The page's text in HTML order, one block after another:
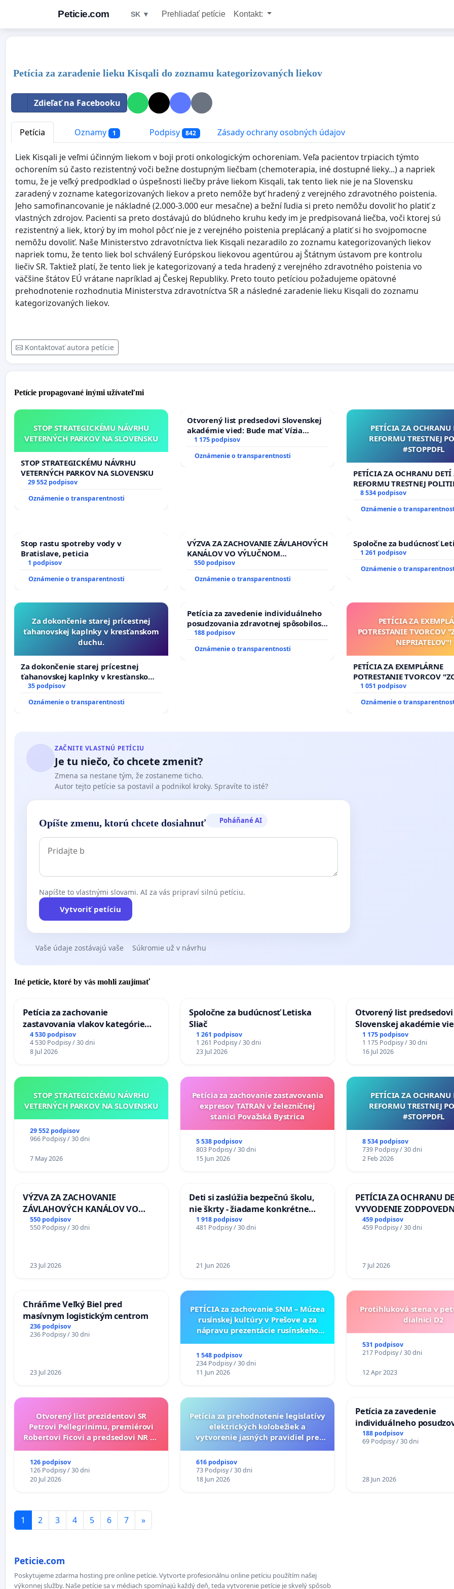
Peticie.com SK ▼ Prehliadať petície Kontakt:
Petícia za zaradenie lieku Kisqali do zoznamu kategorizovaných liekov
Zdieľať na Facebooku
Petícia Oznamy 1 Podpisy 842 Zásady ochrany osobných údajov
Liek Kisqali je veľmi účinným liekom v boji proti onkologickým ochoreniam. Veľa pacientov trpiacich týmto
ochorením sú často rezistentný voči bežne dostupným liečbam (chemoterapia, iné dostupné lieky...) a napriek
tomu, že je veľký predpodklad o úspešnosti liečby práve liekom Kisqali, tak tento liek nie je na Slovensku
zaradený v zozname kategorizovaných liekov a preto nemôže byť hradený z verejného zdravotného poistenia.
Jeho samofinancovanie je nákladné (2.000-3.000 eur mesačne) a bežní ľudia si preto nemôžu dovoliť ho platiť z
vlastných zdrojov. Pacienti sa preto dostávajú do blúdneho kruhu kedy im je predpisovaná liečba, voči ktorej sú
rezistentný a liek, ktorý by im mohol pôcť nie je z verejného poistenia preplácaný a platiť si ho svojpomocne
nemôžu dovoliť. Naše Ministerstvo zdravotníctva liek Kisqali nezaradilo zo zoznamu kategorizovaných liekov
napriek tomu, že tento liek bol schválený Európskou liekovou agentúrou aj Štátnym ústavom pre kontrolu
liečiv SR. Taktiež platí, že tento liek je kategorizovaný a teda hradený z verejného zdravotného poistenia vo
väčšine štátov EÚ vrátane napríklad aj Českej Republiky. Preto touto petíciou požadujeme opätovné
prehodnotenie rozhodnutia Ministerstva zdravotníctva SR a následné zaradenie lieku Kisqali do zoznamu
kategorizovaných liekov.
Kontaktovať autora petície
Petície propagované inými užívateľmi
STOP STRATEGICKÉMU NÁVRHU
VETERNÝCH PARKOV NA SLOVENSKU
STOP STRATEGICKÉMU NÁVRHU
VETERNÝCH PARKOV NA SLOVENSKU
29 552 podpisov
Oznámenie o transparentnosti
Otvorený list predsedovi Slovenskej
akadémie vied: Bude mať Vízia
Slovenska 2040 mravnú chrbticu?
1 175 podpisov
Oznámenie o transparentnosti
PETÍCIA ZA OCHRANU
REFORMU TRESTNEJ
#STOPPDFL
PETÍCIA ZA OCHRANU DETÍ
REFORMU TRESTNEJ
#STOPPDFL
8 534 podpisov
Oznámenie o
Stop rastu spotreby vody v
Bratislave, peticia
1 podpisov
Oznámenie o transparentnosti
VÝZVA ZA ZACHOVANIE ZÁVLAHOVÝCH
KANÁLOV VO VÝLUČNOM
VLASTNÍCTVE A POD KONTROLOU
riešenie zanedbaného stavu
550 podpisov
Oznámenie o transparentnosti
Spoločne za budúcnosť
1 261 podpisov
Oznámenie o
Za dokončenie starej prícestnej
ťahanovskej kaplnky v kresťanskom
duchu.
Za dokončenie starej prícestnej
ťahanovskej kaplnky v kresťanskom
duchu.
35 podpisov
Oznámenie o transparentnosti
Petícia za zavedenie individuálneho
posudzovania zdravotnej spôsobilosti
osôb s diabetom 1. a 2. typu pri
188 podpisov
Oznámenie o transparentnosti
PETÍCIA ZA
POTRESTANIE TVORCOV
NEPRIATEĽOV"!
PETÍCIA ZA EXEMPLÁRNE
POTRESTANIE TVORCOV
NEPRIATEĽOV"!
1 051 podpisov
Oznámenie o
ZAČNITE VLASTNÚ PETÍCIU
Je tu niečo, čo chcete zmeniť?
Zmena sa nestane tým, že zostaneme ticho.
Autor tejto petície sa postavil a podnikol kroky. Spravíte to isté?
Opíšte zmenu, ktorú chcete dosiahnuť Poháňané AI
Napíšte to vlastnými slovami. AI za vás pripraví silnú petíciu.
Vytvoriť petíciu
Vaše údaje zostávajú vaše Súkromie už v návrhu
Iné petície, ktoré by vás mohli zaujímať
Petícia za zachovanie
zastavovania vlakov kategórie
Expres (Ex) TATRAN v železničnej
stanici Púchov
4 530 podpisov
4 530 Podpisy / 30 dni
8 Jul 2026
Spoločne za budúcnosť Letiska
Sliač
1 261 podpisov
1 261 Podpisy / 30 dni
23 Jul 2026
Otvorený list predsedovi
Slovenskej akadémie
mať Vízia Slovenska
chrbticu?
1 175 podpisov
1 175 Podpisy / 30 dni
16 Jul 2026
STOP STRATEGICKÉMU NÁVRHU
VETERNÝCH PARKOV NA SLOVENSKU
29 552 podpisov
966 Podpisy / 30 dni
7 May 2026
Petícia za zachovanie zastavovania
expresov TATRAN v železničnej
stanici Považská Bystrica
5 538 podpisov
803 Podpisy / 30 dni
15 Jun 2026
PETÍCIA ZA OCHRANU
REFORMU TRESTNEJ
#STOPPDFL
8 534 podpisov
739 Podpisy / 30 dni
2 Feb 2026
VÝZVA ZA ZACHOVANIE
ZÁVLAHOVÝCH KANÁLOV VO
VÝLUČNOM VLASTNÍCTVE A POD
KONTROLOU SLOVENSKEJ
a odvodňovacích kanálov na
550 podpisov
550 Podpisy / 30 dni
23 Jul 2026
Deti si zaslúžia bezpečnú školu,
nie škrty - žiadame konkrétne
opatrenia na zlepšenie situácie v
školstve
1 918 podpisov
481 Podpisy / 30 dni
21 Jun 2026
PETÍCIA ZA OCHRANU
VYVODENIE
DLHOROČNÚ
ZLYHANIE ŠTÁTU
459 podpisov
459 Podpisy / 30 dni
7 Jul 2026
Chráňme Veľký Biel pred
masívnym logistickým centrom
236 podpisov
236 Podpisy / 30 dni
23 Jul 2026
PETÍCIA za zachovanie SNM – Múzea
rusínskej kultúry v Prešove a za
nápravu prezentácie rusínskeho
Múzeu ukrajinskej kultúry vo
Svidníku
1 548 podpisov
234 Podpisy / 30 dni
11 Jun 2026
Protihluková stena v
dialnici D2
531 podpisov
217 Podpisy / 30 dni
12 Apr 2023
Otvorený list prezidentovi SR
Petrovi Pellegrinimu, premiérovi
Robertovi Ficovi a predsedovi NR SR
126 podpisov
126 Podpisy / 30 dni
20 Jul 2026
Petícia za prehodnotenie legislatívy
elektrických kolobežiek a
vytvorenie jasných pravidiel pre
616 podpisov
73 Podpisy / 30 dni
18 Jun 2026
Petícia za zavedenie
individuálneho
zdravotnej spôsobilosti
diabetom 1. a 2. typu
188 podpisov
69 Podpisy / 30 dni
28 Jun 2026
1 2 3 4 5 6 7 »
Peticie.com
Poskytujeme zdarma hosting pre online petície. Vytvorte profesionálnu online petíciu použítím našej
výkonnej služby. Naše petície sa v médiach spomínajú každý deň, teda vytvorenie petície je skvelý spôsob